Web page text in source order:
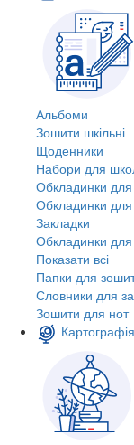
Альбоми
Зошити шкільні
Щоденники
Набори для
Обкладинки для
Обкладинки для
Закладки
Обкладинки для
Показати всі
Папки для
Словники для
Зошити для нот
Картографія